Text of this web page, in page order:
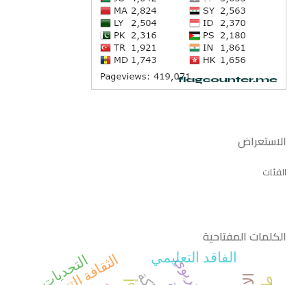
الاستعراض
الفئات
الكلمات المفتاحية
الفاقد التعليمي التحديات